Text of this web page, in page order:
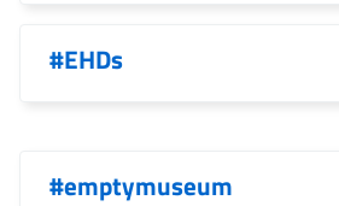
#EHDs
#emptymuseum